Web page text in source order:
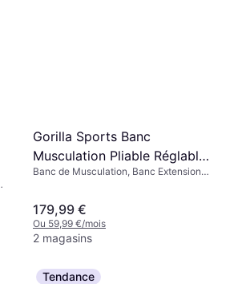
Gorilla Sports Banc
Musculation Pliable Réglable
Avec Support
Banc de Musculation, Banc Extension
kg
179,99 €
Ou 59,99 €/mois
2 magasins
Tendance